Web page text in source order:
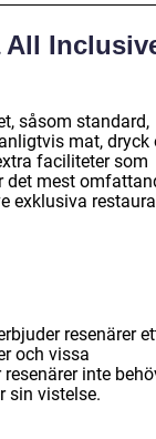
All
såsom standard,
mat, dryck
faciliteter som
det mest
exklusiva
resenärer
och vissa
inte
sin vistelse.